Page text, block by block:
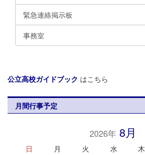
緊急連絡掲示板
事務室
公立高校ガイドブック はこちら
月間行事予定
2026年8月
日 月 火 水 木